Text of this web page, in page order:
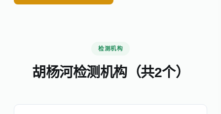
检测机构
胡杨河检测机构（共2个）